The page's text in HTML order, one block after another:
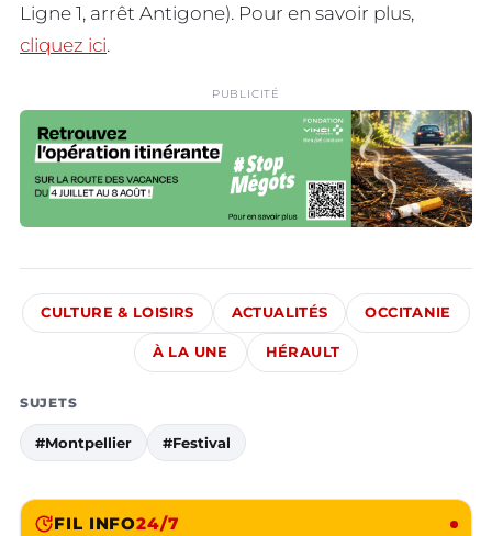
Ligne 1, arrêt Antigone). Pour en savoir plus,
cliquez ici.
PUBLICITÉ
CULTURE & LOISIRS ACTUALITÉS OCCITANIE
À LA UNE HÉRAULT
SUJETS
#Montpellier #Festival
FIL INFO24/7